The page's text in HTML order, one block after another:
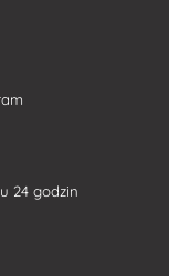
24 godzin